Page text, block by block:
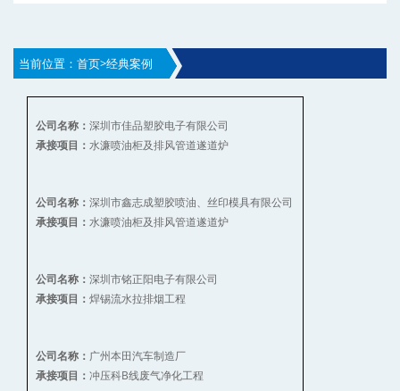
当前位置： 首页>经典案例
公司名称： 深圳市佳品塑胶电子有限公司
承接项目： 水濂喷油柜及排风管道遂道炉
公司名称： 深圳市鑫志成塑胶喷油、丝印模具有限公司
承接项目： 水濂喷油柜及排风管道遂道炉
公司名称： 深圳市铭正阳电子有限公司
承接项目： 焊锡流水拉排烟工程
公司名称： 广州本田汽车制造厂
承接项目： 冲压科B线废气净化工程